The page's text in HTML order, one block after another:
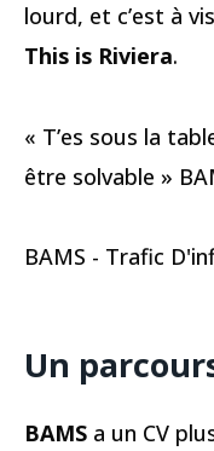
lourd, et c’est à
This is Riviera.
« T’es sous la
être solvable »
BAMS - Trafic
Un
BAMS a un CV